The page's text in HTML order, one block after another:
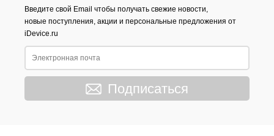
Введите свой Email чтобы получать свежие новости,
новые поступления, акции и персональные предложения от
iDevice.ru
Подписаться